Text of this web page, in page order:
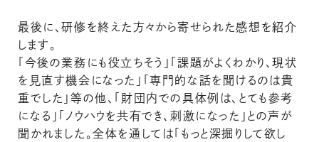
最後に、研修を終えた方々から寄せられた感想を紹介
します。
「今後の業務にも役立ちそう」「課題がよくわかり、現状
を見直す機会になった」「専門的な話を聞けるのは貴
重でした」等の他、「財団内での具体例は、とても参考
になる」「ノウハウを共有でき、刺激になった」との声が
聞かれました。全体を通しては「もっと深掘りして欲し